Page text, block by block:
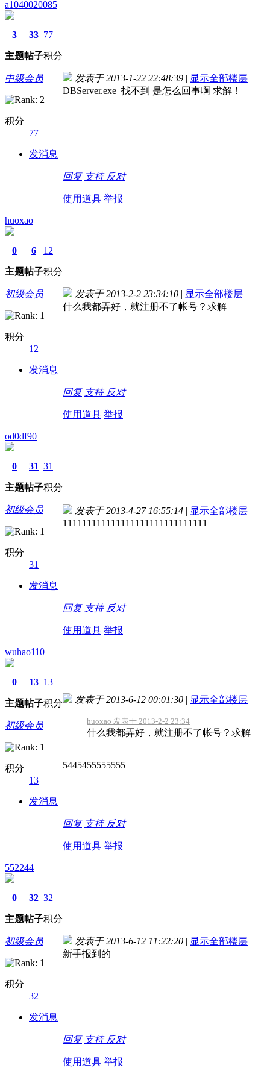
a1040020085
3
主题
33
帖子
77
积分
中级会员
积分
77
发消息
发表于 2013-1-22 22:48:39 | 显示全部楼层
DBServer.exe 找不到 是怎么回事啊 求解！
回复 支持 反对
使用道具 举报
huoxao
0
主题
6
帖子
12
积分
初级会员
积分
12
发消息
发表于 2013-2-2 23:34:10 | 显示全部楼层
什么我都弄好，就注册不了帐号？求解
回复 支持 反对
使用道具 举报
od0df90
0
主题
31
帖子
31
积分
初级会员
积分
31
发消息
发表于 2013-4-27 16:55:14 | 显示全部楼层
111111111111111111111111111111
回复 支持 反对
使用道具 举报
wuhao110
0
主题
13
帖子
13
积分
初级会员
积分
13
发消息
发表于 2013-6-12 00:01:30 | 显示全部楼层
huoxao 发表于 2013-2-2 23:34
什么我都弄好，就注册不了帐号？求解
5445455555555
回复 支持 反对
使用道具 举报
552244
0
主题
32
帖子
32
积分
初级会员
积分
32
发消息
发表于 2013-6-12 11:22:20 | 显示全部楼层
新手报到的
回复 支持 反对
使用道具 举报